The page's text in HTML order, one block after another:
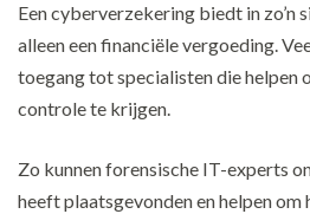
Een cyberverzekering biedt in zo’n
alleen een financiële vergoeding.
toegang tot specialisten die helpen
controle te krijgen.
Zo kunnen forensische IT-experts
heeft plaatsgevonden en helpen om